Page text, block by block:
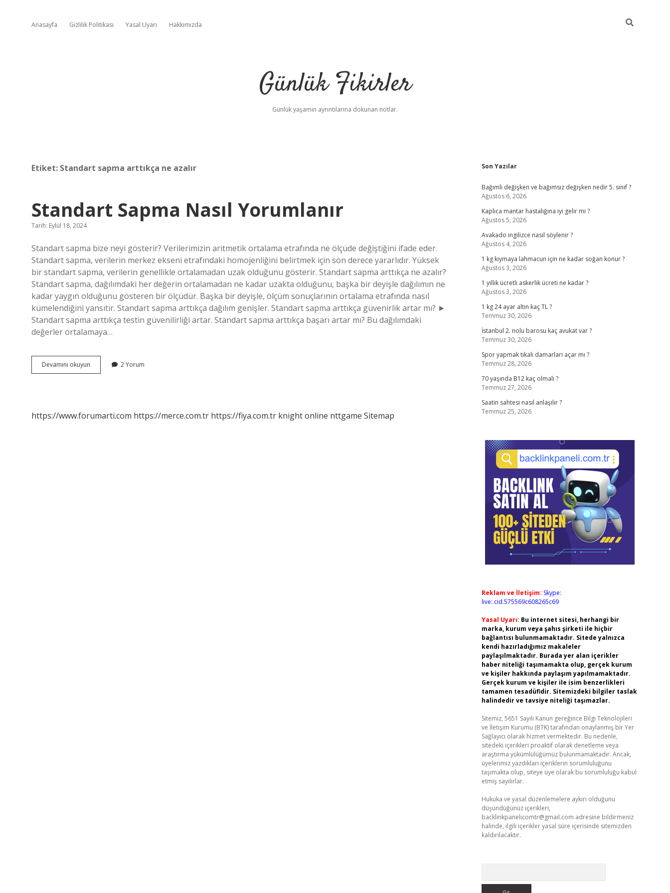
Anasayfa Gizlilik Politikası Yasal Uyarı Hakkımızda
Günlük Fikirler
Günlük yaşamın ayrıntılarına dokunan notlar.
Etiket: Standart sapma arttıkça ne azalır
Standart Sapma Nasıl Yorumlanır
Tarih: Eylül 18, 2024
Standart sapma bize neyi gösterir? Verilerimizin aritmetik ortalama etrafında ne ölçüde değiştiğini ifade eder.
Standart sapma, verilerin merkez ekseni etrafındaki homojenliğini belirtmek için son derece yararlıdır. Yüksek
bir standart sapma, verilerin genellikle ortalamadan uzak olduğunu gösterir. Standart sapma arttıkça ne azalır?
Standart sapma, dağılımdaki her değerin ortalamadan ne kadar uzakta olduğunu, başka bir deyişle dağılımın ne
kadar yaygın olduğunu gösteren bir ölçüdür. Başka bir deyişle, ölçüm sonuçlarının ortalama etrafında nasıl
kümelendiğini yansıtır. Standart sapma arttıkça dağılım genişler. Standart sapma arttıkça güvenirlik artar mı? ►
Standart sapma arttıkça testin güvenilirliği artar. Standart sapma arttıkça başarı artar mı? Bu dağılımdaki
değerler ortalamaya…
Devamını okuyun Standart
Sapma
2 Yorum
https://www.forumarti.com https://merce.com.tr https://fiya.com.tr knight online nttgame Sitemap
Sidebar
Son Yazılar
Bağımlı değişken ve bağımsız değişken nedir 5. sınıf ?
Ağustos 6, 2026
Kaplıca mantar hastalığına iyi gelir mi ?
Ağustos 5, 2026
Avakado ingilizce nasıl söylenir ?
Ağustos 4, 2026
1 kg kıymaya lahmacun için ne kadar soğan konur ?
Ağustos 3, 2026
1 yıllık ücretli askerlik ücreti ne kadar ?
Ağustos 3, 2026
1 kg 24 ayar altın kaç TL ?
Temmuz 30, 2026
İstanbul 2. nolu barosu kaç avukat var ?
Temmuz 30, 2026
Spor yapmak tıkalı damarları açar mı ?
Temmuz 28, 2026
70 yaşında B12 kaç olmalı ?
Temmuz 27, 2026
Saatin sahtesi nasıl anlaşılır ?
Temmuz 25, 2026
Reklam ve İletişim: Skype:
live:.cid.575569c608265c69
Yasal Uyarı: Bu internet sitesi, herhangi bir
marka, kurum veya şahıs şirketi ile hiçbir
bağlantısı bulunmamaktadır. Sitede yalnızca
kendi hazırladığımız makaleler
paylaşılmaktadır. Burada yer alan içerikler
haber niteliği taşımamakta olup, gerçek kurum
ve kişiler hakkında paylaşım yapılmamaktadır.
Gerçek kurum ve kişiler ile isim benzerlikleri
tamamen tesadüfidir. Sitemizdeki bilgiler taslak
halindedir ve tavsiye niteliği taşımazlar.
Sitemiz, 5651 Sayılı Kanun gereğince Bilgi Teknolojileri
ve İletişim Kurumu (BTK) tarafından onaylanmış bir Yer
Sağlayıcı olarak hizmet vermektedir. Bu nedenle,
sitedeki içerikleri proaktif olarak denetleme veya
araştırma yükümlülüğümüz bulunmamaktadır. Ancak,
üyelerimiz yazdıkları içeriklerin sorumluluğunu
taşımakta olup, siteye üye olarak bu sorumluluğu kabul
etmiş sayılırlar.
Hukuka ve yasal düzenlemelere aykırı olduğunu
düşündüğünüz içerikleri,
backlinkpanelicomtr@gmail.com adresine bildirmeniz
halinde, ilgili içerikler yasal süre içerisinde sitemizden
kaldırılacaktır.